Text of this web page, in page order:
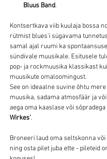
Bluus Band.
Kontsertkava viib kuulaja bossa
rütmist blues’i sügavama
samal ajal ruumi ka
sündivale muusikale. Esitusele
pop- ja rockmuusika klassikast
muusikute omaloomingust.
See on ideaalne suvine õhtu
muusika, sadama atmosfäär ja
aega oma kaaslase või
Wirkes’.
Broneeri laud oma seltskonna või
ning osta pilet juba ette - pileteid